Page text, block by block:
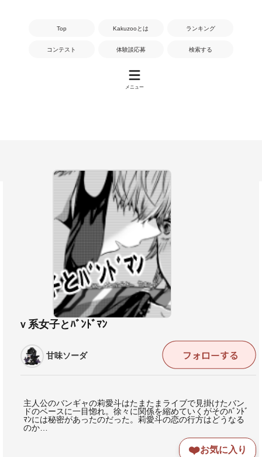
Top Kakuzooとは ランキング
コンテスト 体験談応募 検索する
メニュー
ｖ系女子とﾊﾞﾝﾄﾞﾏﾝ
甘味ソーダ
主人公のバンギャの莉愛斗はたまたまライブで見掛けたバン
ドのベースに一目惚れ。徐々に関係を縮めていくがそのﾊﾞﾝﾄﾞ
ﾏﾝには秘密があったのだった。莉愛斗の恋の行方はどうなる
のか…
❤️お気に入り